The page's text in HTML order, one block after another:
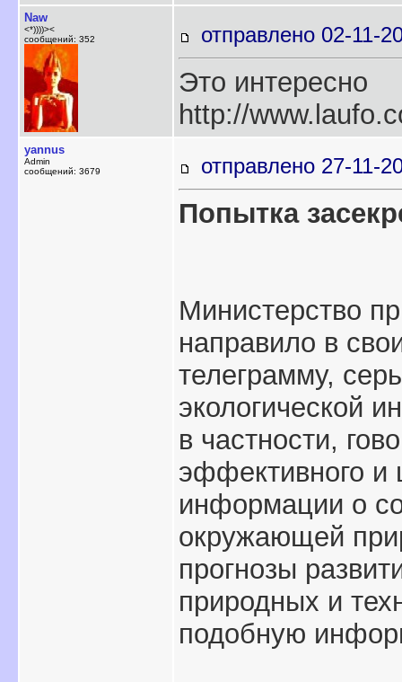
Naw
<*))))><
сообщений: 352
отправлено 02-11-
Это интересно
http://
yannus
Admin
сообщений: 3679
отправлено 27-11-
Попытка
Министерство
направило в
телеграмму,
экологической
в частности,
эффективного и
информации о
окружающей
прогнозы
природных и
подобную